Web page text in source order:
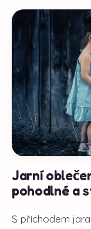
Jarní
pohodlné a
S příchodem